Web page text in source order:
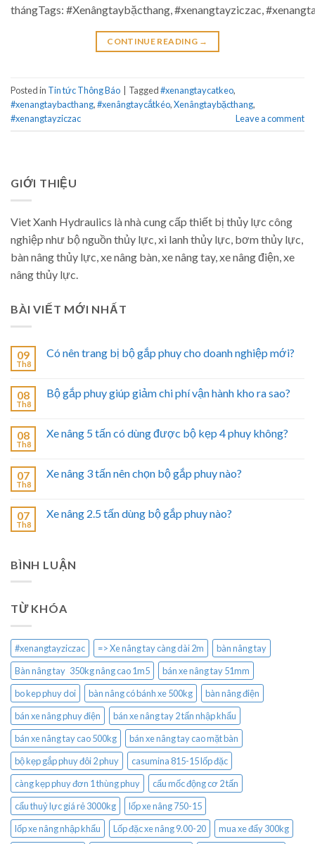
thángTags: #Xenângtaybặcthang, #xenangtayziczac,
CONTINUE READING →
Posted in Tin tức Thông Báo Tagged#xenangtaycatkeo,
#xenangtaybacthang,#xenângtaycắtkéo,Xenângtaybặcthang,
#xenangtayziczac
Leave a comment
GIỚI THIỆU
Viet Xanh Hydraulics là nhà cung cấp thiết bị thủy lực công
nghiệp như bộ nguồn thủy lực, xi lanh thủy lực, bơm thủy lực,
bàn nâng thủy lực, xe nâng bàn, xe nâng tay, xe nâng điện, xe
nâng thủy lực.
BÀI VIẾT MỚI NHẤT
09
Th8
Có nên trang bị bộ gắp phuy cho doanh nghiệp mới?
08
Th8
Bộ gắp phuy giúp giảm chi phí vận hành kho ra sao?
08
Th8
Xe nâng 5 tấn có dùng được bộ kẹp 4 phuy không?
07
Th8
Xe nâng 3 tấn nên chọn bộ gắp phuy nào?
07
Th8
Xe nâng 2.5 tấn dùng bộ gắp phuy nào?
BÌNH LUẬN
TỪ KHÓA
#xenangtayziczac => Xe nâng tay càng dài 2m
bàn nâng tay
Bàn nâng tay 350kg nâng cao 1m5
bán xe nâng tay 51mm
bo kep phuy doi
bàn nâng có bánh xe 500kg
bàn nâng điện
bán xe nâng phuy điện
bán xe nâng tay 2 tấn nhập khẩu
bán xe nâng tay cao 500kg
bán xe nâng tay cao mặt bàn
bộ kẹp gắp phuy đôi 2 phuy
casumina 815-15 lốp đặc
càng kẹp phuy đơn 1 thùng phuy
cẩu mốc động cơ 2 tấn
cẩu thuỷ lực giá rẻ 3000kg
lốp xe nâng 750-15
lốp xe nâng nhập khẩu
Lốp đặc xe nâng 9.00-20
mua xe đẩy 300kg